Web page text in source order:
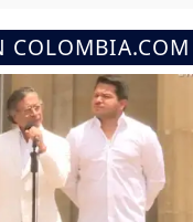
COLOMBIA.COM